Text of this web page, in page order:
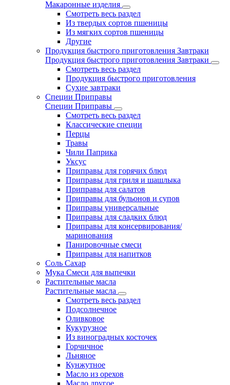
Макаронные изделия
Смотреть весь раздел
Из твердых сортов пшеницы
Из мягких сортов пшеницы
Другие
Продукция быстрого приготовления Завтраки
Продукция быстрого приготовления Завтраки
Смотреть весь раздел
Продукция быстрого приготовления
Сухие завтраки
Специи Приправы
Специи Приправы
Смотреть весь раздел
Классические специи
Перцы
Травы
Чили Паприка
Уксус
Приправы для горячих блюд
Приправы для гриля и шашлыка
Приправы для салатов
Приправы для бульонов и супов
Приправы универсальные
Приправы для сладких блюд
Приправы для консервирования/
маринования
Панировочные смеси
Приправы для напитков
Соль Сахар
Мука Смеси для выпечки
Растительные масла
Растительные масла
Смотреть весь раздел
Подсолнечное
Оливковое
Кукурузное
Из виноградных косточек
Горчичное
Льняное
Кунжутное
Масло из орехов
Масло другое